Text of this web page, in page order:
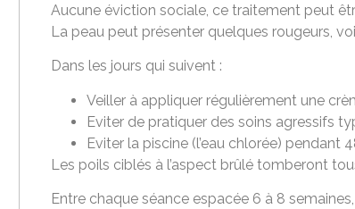
Aucune éviction sociale, ce traitement peut
La peau peut présenter quelques rougeurs,
Dans les jours qui suivent :
Veiller à appliquer régulièrement une
Eviter de pratiquer des soins agressifs
Eviter la piscine (l’eau chlorée) pendant
Les poils ciblés à l’aspect brûlé tomberont
Entre chaque séance espacée 6 à 8